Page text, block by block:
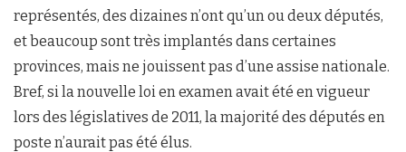
représentés, des dizaines n’ont qu’un ou deux députés,
et beaucoup sont très implantés dans certaines
provinces, mais ne jouissent pas d’une assise nationale.
Bref, si la nouvelle loi en examen avait été en vigueur
lors des législatives de 2011, la majorité des députés en
poste n’aurait pas été élus.